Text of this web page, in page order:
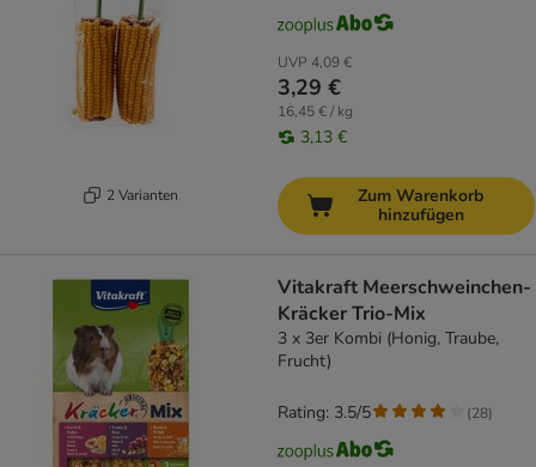
2 Varianten
UVP 4,09 €
3,29 €
16,45 € / kg
3,13 €
Zum Warenkorb
hinzufügen
Vitakraft Meerschweinchen-
Kräcker Trio-Mix
3 x 3er Kombi (Honig, Traube,
Frucht)
Rating: 3.5/5 (28)